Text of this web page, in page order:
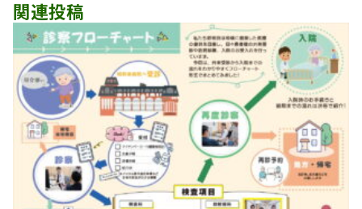
ゲ
ー
シ
ョ
ン
関連投稿